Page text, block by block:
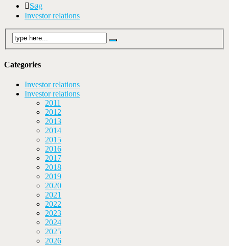
Søg
Investor relations
Categories
Investor relations
Investor relations
2011
2012
2013
2014
2015
2016
2017
2018
2019
2020
2021
2022
2023
2024
2025
2026